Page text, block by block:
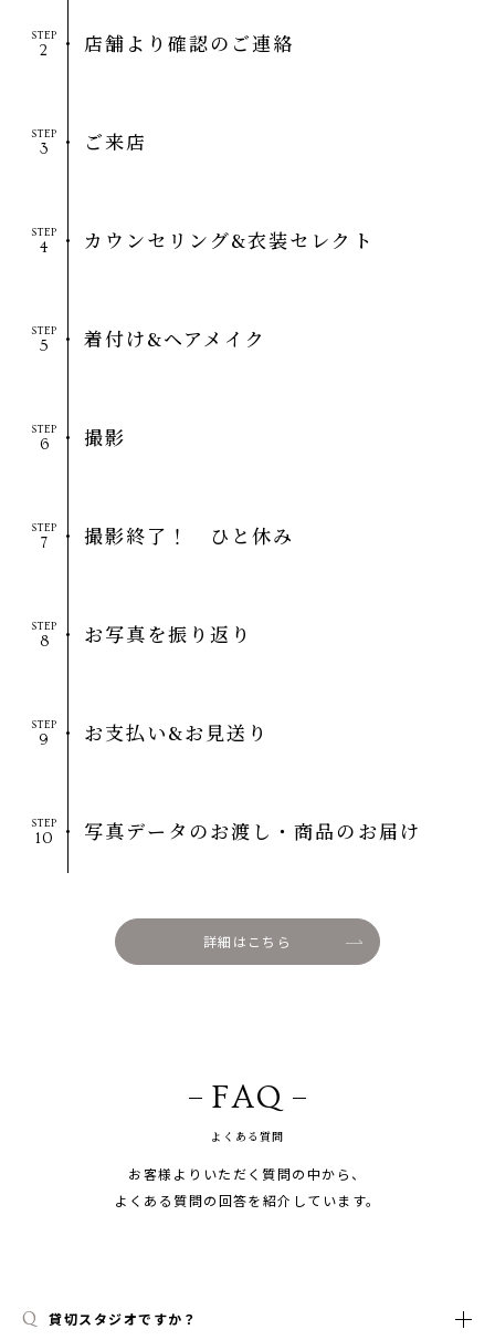
STEP 店舗より確認のご連絡
STEP ご来店
STEP カウンセリング&衣装セレクト
STEP 着付け&ヘアメイク
STEP 撮影
STEP 撮影終了！ ひと休み
STEP お写真を振り返り
STEP お支払い&お見送り
STEP 写真データのお渡し・商品のお届け
詳細はこちら
FAQ
よくある質問
お客様よりいただく質問の中から、
よくある質問の回答を紹介しています。
貸切スタジオですか？